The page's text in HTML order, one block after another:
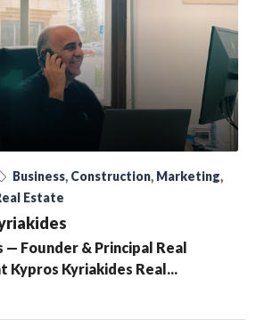
Business, Construction, Marketing,
Estate
— Founder & Principal Real
Kypros Kyriakides Real...